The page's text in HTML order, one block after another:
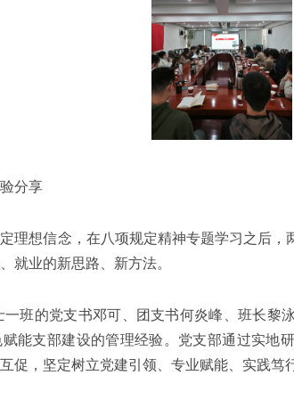
分享
理想信念，在八项规定精神专题学习之后
就业的新思路、新方法。
班的党支书邓可、团支书何炎峰、班长黎
能支部建设的管理经验。党支部通过实地
促，坚定树立党建引领、专业赋能、实践笃